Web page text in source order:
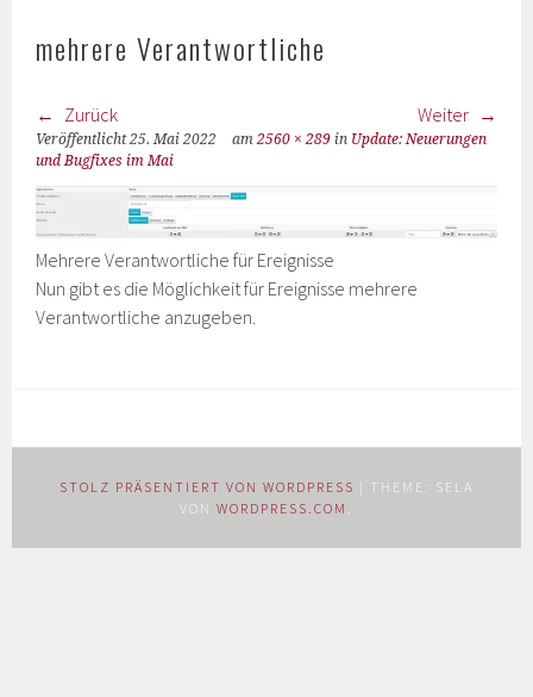
mehrere Verantwortliche
Zurück Weiter
Veröffentlicht25. Mai 2022 am2560 × 289 in Update: Neuerungen
und Bugfixes im Mai
Mehrere Verantwortliche für Ereignisse
Nun gibt es die Möglichkeit für Ereignisse mehrere
Verantwortliche anzugeben.
STOLZ PRÄSENTIERT VON WORDPRESS | THEME: SELA
VON WORDPRESS.COM